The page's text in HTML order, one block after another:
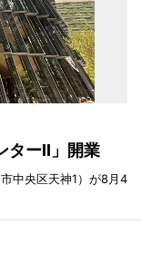
ターII」開業
中央区天神1）が8月4